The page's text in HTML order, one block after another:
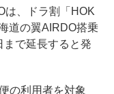
、ドラ割「HOK
道の翼AIRDO搭乗
で延長すると発
の利用者を対象